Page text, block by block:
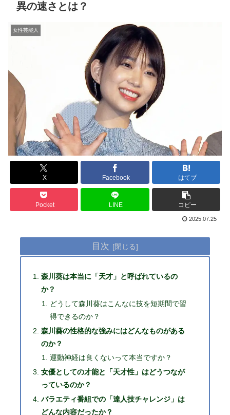
異の速さとは？
女性芸能人
X Facebook はてブ
Pocket LINE コピー
2025.07.25
目次
森川葵は本当に「天才」と呼ばれているの
か？
どうして森川葵はこんなに技を短期間で習
得できるのか？
森川葵の性格的な強みにはどんなものがある
のか？
運動神経は良くないって本当ですか？
女優としての才能と「天才性」はどうつなが
っているのか？
バラエティ番組での「達人技チャレンジ」は
どんな内容だったか？